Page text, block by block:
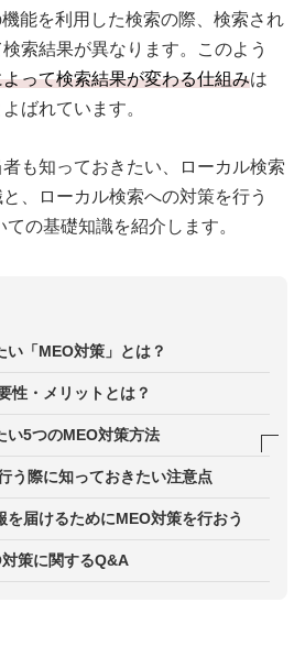
能を利用した検索の際、検索され
索結果が異なります。このよう
って検索結果が変わる仕組みは
ばれています。
も知っておきたい、ローカル検索
、ローカル検索への対策を行う
ての基礎知識を紹介します。
い「MEO対策」とは？
性・メリットとは？
い5つのMEO対策方法
マイビジネスに登録する
店舗情報を登録する
ーワードやエリアを検討する
う際に知っておきたい注意点
を届けるためにMEO対策を行おう
策に関するQ&A